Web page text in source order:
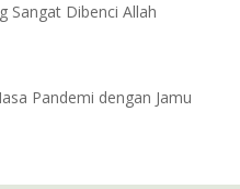
Sangat Dibenci Allah
Pandemi dengan Jamu